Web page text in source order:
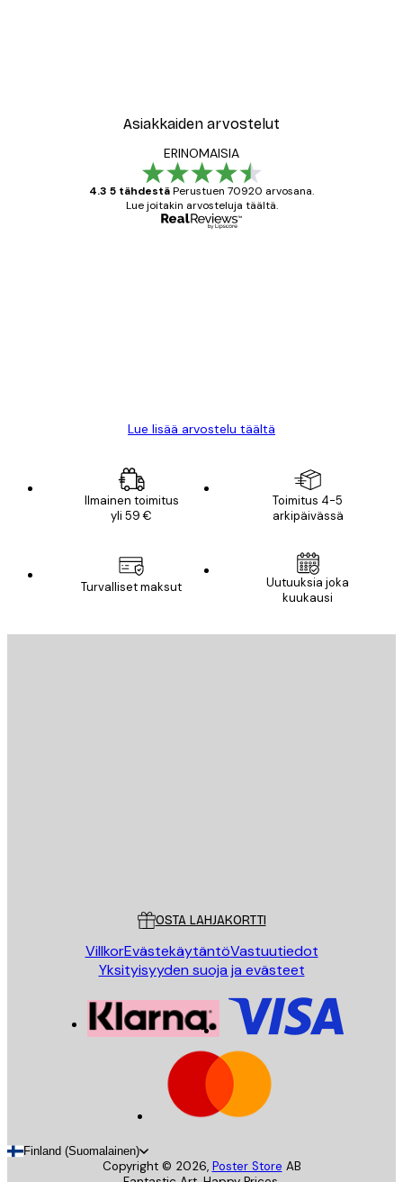
Asiakkaiden arvostelut
ERINOMAISIA
4.3 5 tähdestäPerustuen 70920 arvosana.
Lue joitakin arvosteluja täältä.
Lue lisää arvostelu täältä
Ilmainen toimitus
yli 59 €
Toimitus 4-5
arkipäivässä
Turvalliset maksut
Uutuuksia joka
kuukausi
OSTA LAHJAKORTTI
VillkorEvästekäytäntöVastuutiedot
Yksityisyyden suoja ja evästeet
Finland (Suomalainen)
Copyright © 2026, Poster Store AB